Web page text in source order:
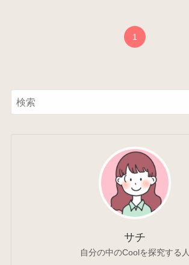
1
サチ
自分の中のCoolを探究する人